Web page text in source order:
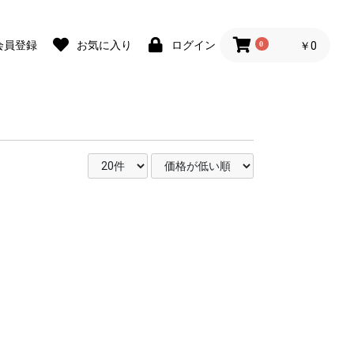
員登録 お気に入り ログイン 0 ￥0